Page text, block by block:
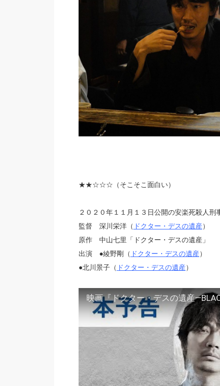
★★☆☆☆（そこそこ面白い）
２０２０年１１月１３日公開の安楽死殺人刑
監督 深川栄洋（ ドクター・デスの遺産）
原作 中山七里「ドクター・デスの遺産」
出演 ●綾野剛（ ドクター・デスの遺産）
●北川景子（ ドクター・デスの遺産）
映画『ドクター・デスの遺産